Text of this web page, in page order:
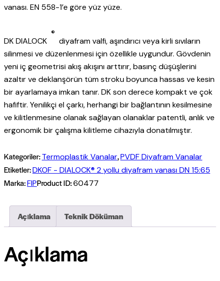
vanası. EN 558-1’e göre yüz yüze.
DK DIALOCK
®
diyafram valfi, aşındırıcı veya kirli sıvıların
silinmesi ve düzenlenmesi için özellikle uygundur. Gövdenin
yeni iç geometrisi akış akışını arttırır, basınç düşüşlerini
azaltır ve deklanşörün tüm stroku boyunca hassas ve kesin
bir ayarlamaya imkan tanır. DK son derece kompakt ve çok
hafiftir. Yenilikçi el çarkı, herhangi bir bağlantının kesilmesine
ve kilitlenmesine olanak sağlayan olanaklar patentli, anlık ve
ergonomik bir çalışma kilitleme cihazıyla donatılmıştır.
Kategoriler:Termoplastik Vanalar,PVDF Diyafram Vanalar
Etiketler:DKOF - DIALOCK® 2 yollu diyafram vanası DN 15:65
Marka:FIPProduct ID:60477
Açıklama Teknik Döküman
Açıklama